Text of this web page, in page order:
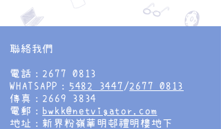
聯絡我們
電話：2677 0813
WHATSAPP： 5482 3447 /2677 0813
傳真：2669 3834
電郵： bwkk@netvigator.com
地址：新界粉嶺華明邨禮明樓地下